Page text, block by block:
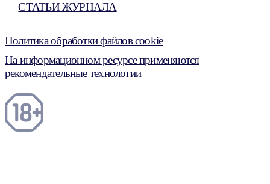
СТАТЬИ ЖУРНАЛА
Политика обработки файлов cookie
На информационном ресурсе применяются
рекомендательные технологии